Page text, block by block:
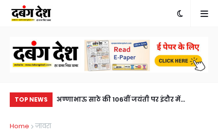
TOP NEWS
एक आरोपी
horse
अण्णाभाऊ साठे की 106वीं जयंती पर इंदौर में
Home जावरा